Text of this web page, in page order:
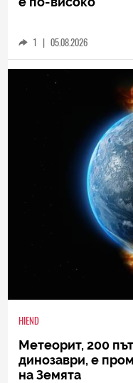
1 05.08.2026
HIEND
Метеорит, 200
динозаври, е
на Земята